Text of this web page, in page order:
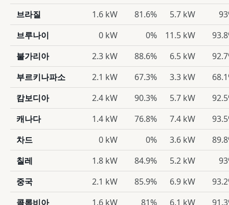
브라질
1.6 kW 81.6% 5.7 kW
브루나이
0 kW 0% 11.5 kW
불가리아
2.3 kW 88.6% 6.5 kW
부르키나파소
2.1 kW 67.3% 3.3 kW
캄보디아
2.4 kW 90.3% 5.7 kW
캐나다
1.4 kW 76.8% 7.4 kW
차드
0 kW 0% 3.6 kW
칠레
1.8 kW 84.9% 5.2 kW
중국
2.1 kW 85.9% 6.9 kW
콜롬비아
1.6 kW 81% 6.1 kW